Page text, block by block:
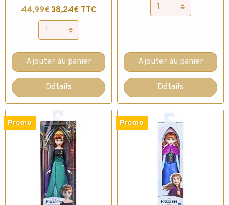
44,99€38,24€ TTC
Ajouter au panier
Détails
Ajouter au panier
Détails
Promo Promo